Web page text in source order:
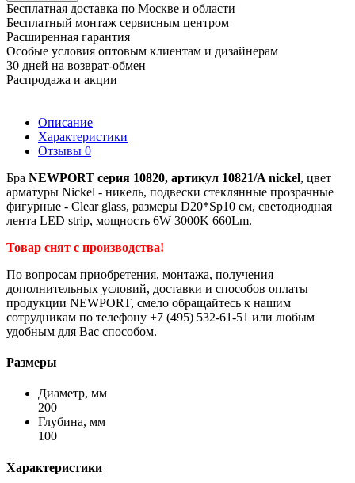
Бесплатная доставка по Москве и области
Бесплатный монтаж сервисным центром
Расширенная гарантия
Особые условия оптовым клиентам и дизайнерам
30 дней на возврат-обмен
Распродажа и акции
Описание
Характеристики
Отзывы 0
Бра NEWPORT серия 10820, артикул 10821/A nickel, цвет
арматуры Nickel - никель, подвески стеклянные прозрачные
фигурные - Clear glass, размеры D20*Sp10 см, светодиодная
лента LED strip, мощность 6W 3000K 660Lm.
Товар снят с производства!
По вопросам приобретения, монтажа, получения
дополнительных условий, доставки и способов оплаты
продукции NEWPORT, смело обращайтесь к нашим
сотрудникам по телефону +7 (495) 532-61-51 или любым
удобным для Вас способом.
Размеры
Диаметр, мм
200
Глубина, мм
100
Характеристики